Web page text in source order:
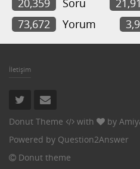
20,359 Soru
73,672
Yorum
İletişim
Donut Theme with by
Powered by Question2Answer
Donut theme